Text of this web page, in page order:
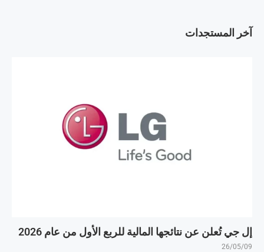
آخر المستجدات
إل جي تُعلن عن نتائجها المالية للربع الأول من عام 2026
26/05/09